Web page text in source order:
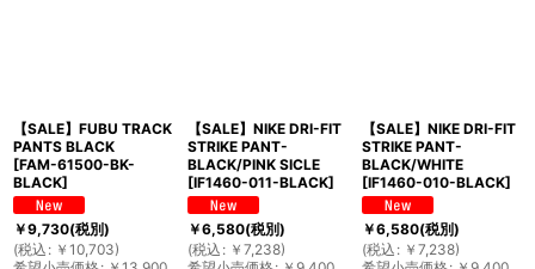
【SALE】FUBU TRACK
PANTS BLACK
[FAM-61500-BK-
BLACK]
￥9,730(税別)
(税込 : ￥ 10,703)
【SALE】NIKE DRI-FIT
STRIKE PANT-
BLACK/PINK SICLE
[IF1460-011-BLACK]
￥6,580(税別)
(税込 : ￥ 7,238)
【SALE】NIKE DRI-FIT
STRIKE PANT-
BLACK/WHITE
[IF1460-010-BLACK]
￥6,580(税別)
(税込 : ￥ 7,238)